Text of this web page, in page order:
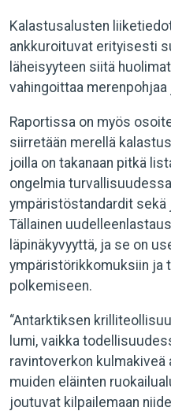
Kalastusalusten
ankkuroituvat erityisesti
läheisyyteen siitä
vahingoittaa merenpohjaa
Raportissa on myös
siirretään merellä
joilla on takanaan pitkä
ongelmia
ympäristöstandardit
Tällainen
läpinäkyvyyttä, ja se on
ympäristörikkomuksiin ja
polkemiseen.
“Antarktiksen
lumi, vaikka
ravintoverkon kulmakiveä
muiden eläinten
joutuvat kilpailemaan